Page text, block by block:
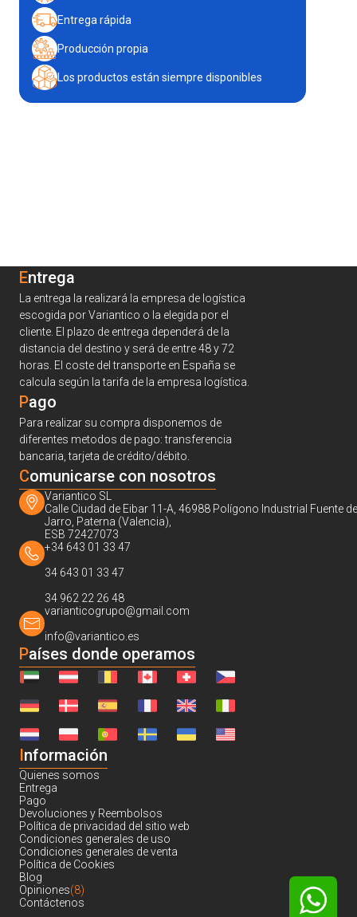
Entrega rápida
Producción propia
Los productos están siempre disponibles
Entrega
La entrega la realizará la empresa de logística
escogida por Variantico o la elegida por el
cliente. El plazo de entrega dependerá de la
distancia del destino y será de entre 48 y 72
horas. El coste del transporte en España se
calcula según la tarifa de la empresa logística.
Pago
Para realizar su compra disponemos de
diferentes metodos de pago: transferencia
bancaria, tarjeta de crédito/débito.
Comunicarse con nosotros
Variantico SL
Calle Ciudad de Eibar 11-A, 46988 Polígono Industrial Fuente
Jarro, Paterna (Valencia),
ESB 72427073
+34 643 01 33 47
34 643 01 33 47
34 962 22 26 48
varianticogrupo@gmail.com
info@variantico.es
Países donde operamos
Información
Quienes somos
Entrega
Pago
Devoluciones y Reembolsos
Política de privacidad del sitio web
Condiciones generales de uso
Condiciones generales de venta
Política de Cookies
Blog
Opiniones(8)
Contáctenos